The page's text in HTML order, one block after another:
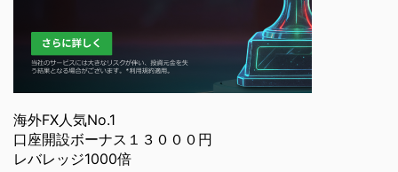
海外FX人気No.1
口座開設ボーナス１３０００円
レバレッジ1000倍